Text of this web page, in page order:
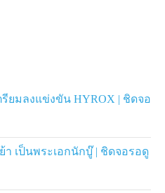
ยมลงแข่งขัน HYROX | ชิดจอ
เป็นพระเอกนักบู๊ | ชิดจอรอดู